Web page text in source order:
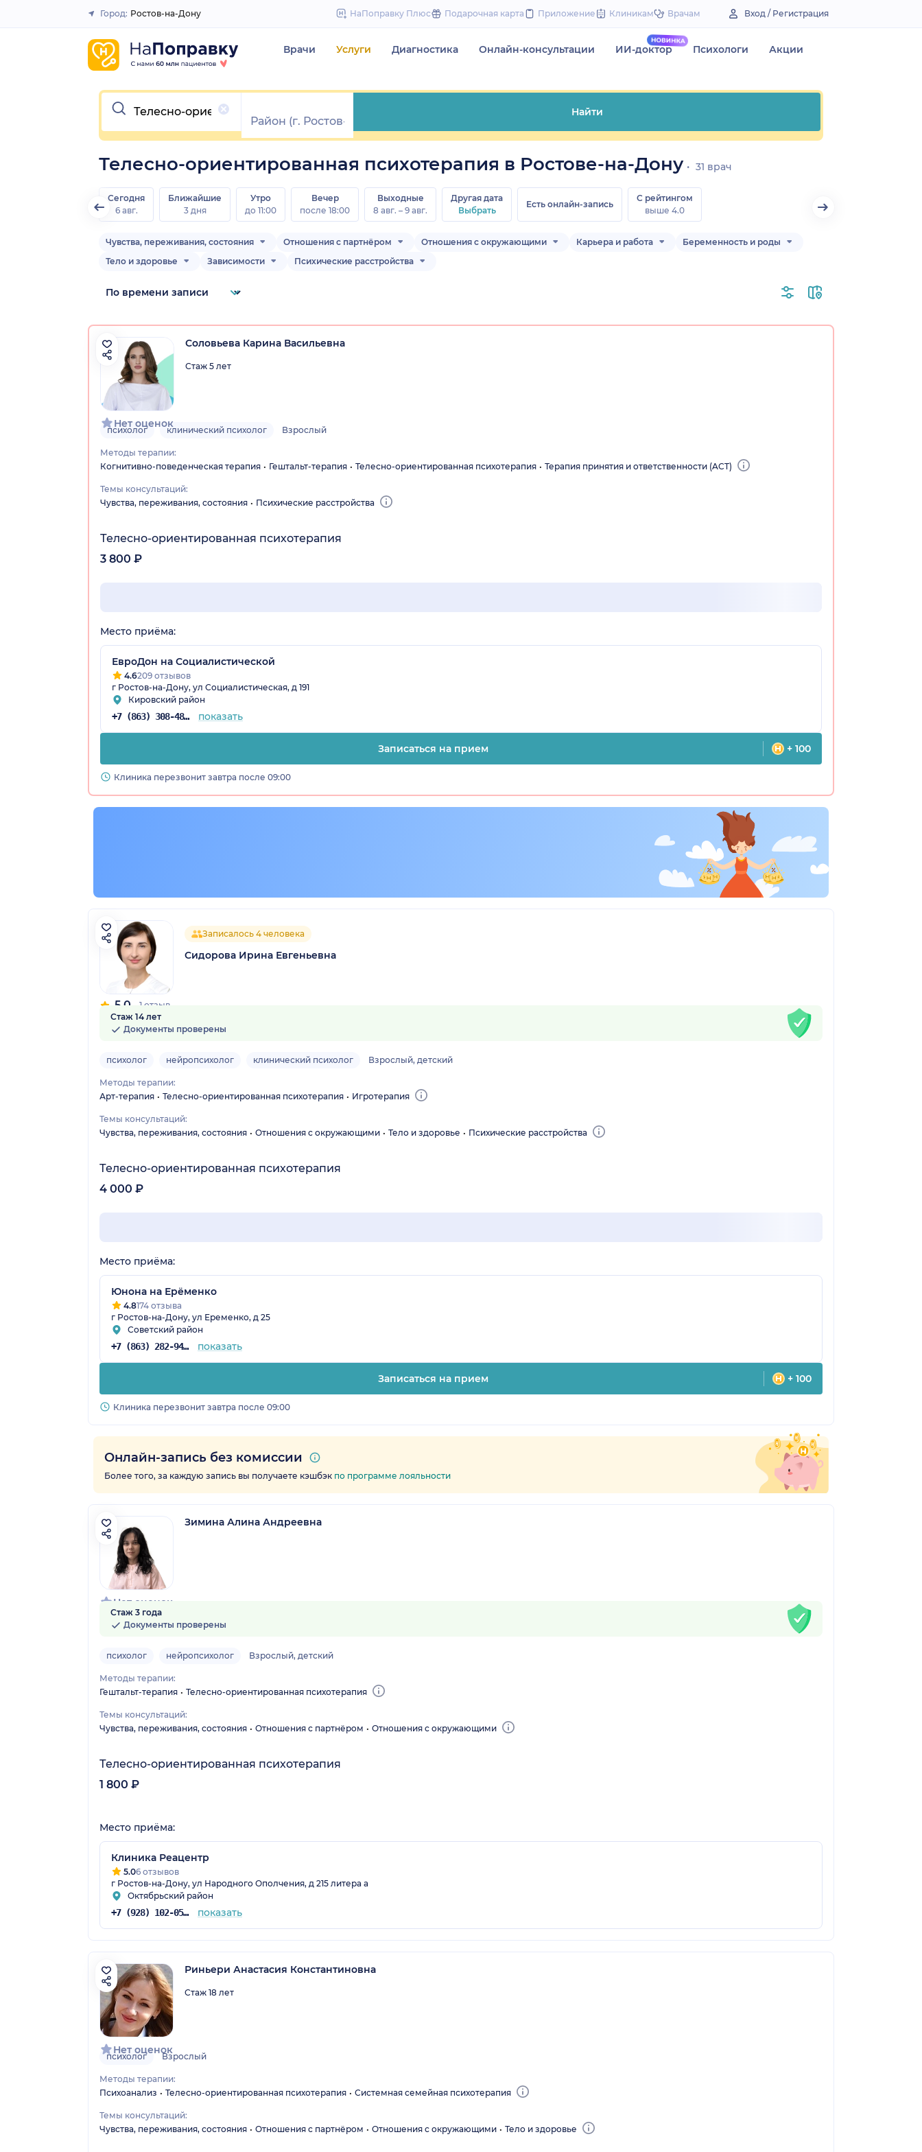
to
Закрыть
Город: Ростов-на-Дону НаПоправку Плюс Подарочная карта Приложение Клиникам Врачам Вход / Регистрация
Врачи Услуги Диагностика Онлайн-консультации ИИ-доктор Психологи Акции
Очистить
Найти
Телесно-ориентированная психотерапия в Ростове-на-Дону 31 врач
Сегодня
6 авг.
Ближайшие
3 дня
Утро
до 11:00
Вечер
после 18:00
Выходные
8 авг. – 9 авг.
Другая дата
Выбрать
Есть онлайн-запись
С рейтингом
выше 4.0
Чувства, переживания, состояния Отношения с партнёром Отношения с окружающими Карьера и работа
Беременность и роды
Тело и здоровье
Зависимости Психические расстройства
Нет оценок
Соловьева Карина Васильевна
Стаж 5 лет
психолог клинический психолог Взрослый
Методы терапии:
Когнитивно-поведенческая терапия
Гештальт-терапия Телесно-ориентированная психотерапия Терапия принятия и ответственности (ACT)
Темы консультаций:
Чувства, переживания, состояния
Психические расстройства
Телесно-ориентированная психотерапия
3 800 ₽
Место приёма:
ЕвроДон на Социалистической
4.6209 отзывов
г Ростов-на-Дону, ул Социалистическая, д 191
Кировский район
+7 (863) 308-48-57 показать
Записаться на прием + 100
Клиника перезвонит завтра после 09:00
5.0 1 отзыв
Записалось 4 человека
Сидорова Ирина Евгеньевна
Стаж 14 лет
Документы проверены
психолог нейропсихолог клинический психолог Взрослый, детский
Методы терапии:
Арт-терапия
Телесно-ориентированная психотерапия Игротерапия
Темы консультаций:
Чувства, переживания, состояния
Отношения с окружающими Тело и здоровье Психические расстройства
Телесно-ориентированная психотерапия
4 000 ₽
Место приёма:
Юнона на Ерёменко
4.8174 отзыва
г Ростов-на-Дону, ул Еременко, д 25
Советский район
+7 (863) 282-94-42 показать
Записаться на прием + 100
Клиника перезвонит завтра после 09:00
Онлайн-запись без комиссии
Более того, за каждую запись вы получаете кэшбэк по программе лояльности
Нет оценок
Зимина Алина Андреевна
Стаж 3 года
Документы проверены
психолог нейропсихолог Взрослый, детский
Методы терапии:
Гештальт-терапия
Телесно-ориентированная психотерапия
Темы консультаций:
Чувства, переживания, состояния
Отношения с партнёром Отношения с окружающими
Телесно-ориентированная психотерапия
1 800 ₽
Место приёма:
Клиника Реацентр
5.06 отзывов
г Ростов-на-Дону, ул Народного Ополчения, д 215 литера а
Октябрьский район
+7 (928) 102-05-70 показать
Нет оценок
Риньери Анастасия Константиновна
Стаж 18 лет
психолог Взрослый
Методы терапии:
Психоанализ
Телесно-ориентированная психотерапия Системная семейная психотерапия
Темы консультаций:
Чувства, переживания, состояния
Отношения с партнёром Отношения с окружающими Тело и здоровье